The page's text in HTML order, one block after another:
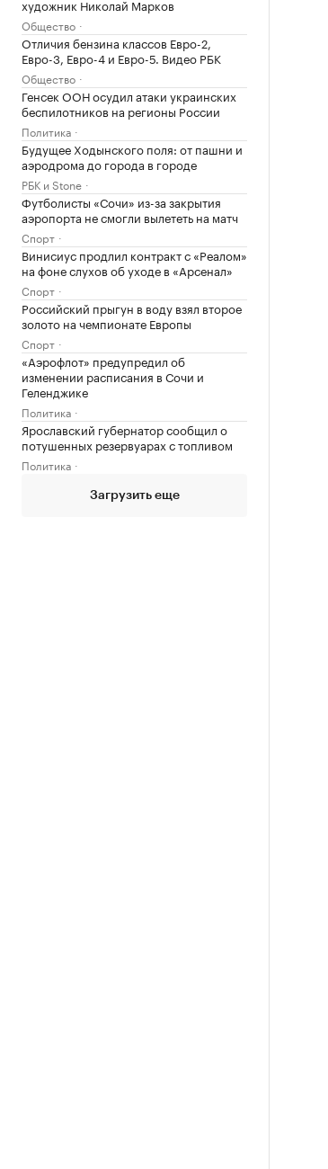
художник Николай Марков
Общество
Отличия бензина классов Евро-2,
Евро-3, Евро-4 и Евро-5. Видео РБК
Общество
Генсек ООН осудил атаки украинских
беспилотников на регионы России
Политика
Будущее Ходынского поля: от пашни и
аэродрома до города в городе
РБК и Stone
Футболисты «Сочи» из-за закрытия
аэропорта не смогли вылететь на матч
Спорт
Винисиус продлил контракт с «Реалом»
на фоне слухов об уходе в «Арсенал»
Спорт
Российский прыгун в воду взял второе
золото на чемпионате Европы
Спорт
«Аэрофлот» предупредил об
изменении расписания в Сочи и
Геленджике
Политика
Ярославский губернатор сообщил о
потушенных резервуарах с топливом
Политика
Загрузить еще